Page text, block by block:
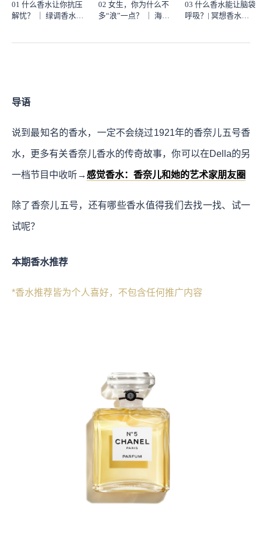
01 什么香水让你抗压
解忧？ ｜ 绿调香水
02 女生，你为什么不
多“浪”一点？ ｜ 海洋
03 什么香水能让脑袋
呼吸？| 冥想香水
导语
说到最知名的香水，一定不会绕过1921年的香奈儿五号香
水，更多有关香奈儿香水的传奇故事，你可以在Della的另
一档节目中收听→感觉香水：香奈儿和她的艺术家朋友圈
除了香奈儿五号，还有哪些香水值得我们去找一找、试一
试呢？
本期香水推荐
*香水推荐皆为个人喜好，不包含任何推广内容